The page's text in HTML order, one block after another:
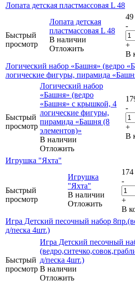
Лопата детская пластмассовая L 48
Быстрый
просмотр
Лопата детская
пластмассовая L 48
В наличии
Отложить
49
-
+
В
Логический набор «Башня» (ведро
логические фигуры, пирамида
Быстрый
просмотр
Логический набор
«Башня» (ведро
«Башня» с крышкой, 4
логические фигуры,
пирамида «Башня (8
элементов)»
В наличии
Отложить
-
+
В
Игрушка "Яхта"
Быстрый
просмотр
Игрушка
"Яхта"
В наличии
Отложить
174
-
+
В
Игра Детский песочный набор
д/песка 4шт.)
Быстрый
просмотр
Игра Детский песочный
д/песка 4шт.)
В наличии
Отложить